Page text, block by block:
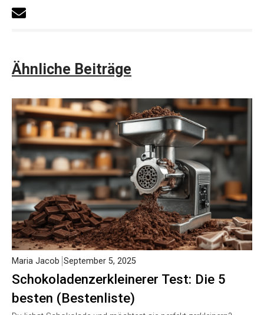
Ähnliche Beiträge
Schokoladenzerkleinerer Test: Die 5
besten (Bestenliste)
Maria Jacob September 5, 2025